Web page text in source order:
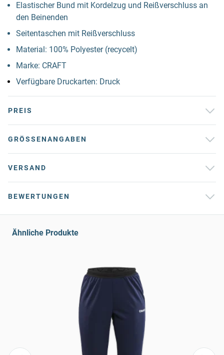
Elastischer Bund mit Kordelzug und Reißverschluss an
den Beinenden
Seitentaschen mit Reißverschluss
Material: 100% Polyester (recycelt)
Marke: CRAFT
Verfügbare Druckarten: Druck
PREIS
GRÖSSENANGABEN
VERSAND
BEWERTUNGEN
Ähnliche Produkte